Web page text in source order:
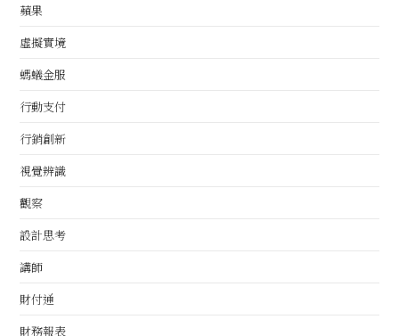
蘋果
虛擬實境
螞蟻金服
行動支付
行銷創新
視覺辨識
觀察
設計思考
講師
財付通
財務報表